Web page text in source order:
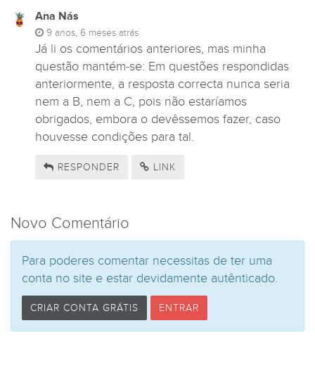
Ana Nás
9 anos, 6 meses atrás
Já li os comentários anteriores, mas minha
questão mantém-se: Em questões respondidas
anteriormente, a resposta correcta nunca seria
nem a B, nem a C, pois não estaríamos
obrigados, embora o devêssemos fazer, caso
houvesse condições para tal.
RESPONDER LINK
Novo Comentário
Para poderes comentar necessitas de ter uma
conta no site e estar devidamente autênticado.
CRIAR CONTA GRÁTIS ENTRAR